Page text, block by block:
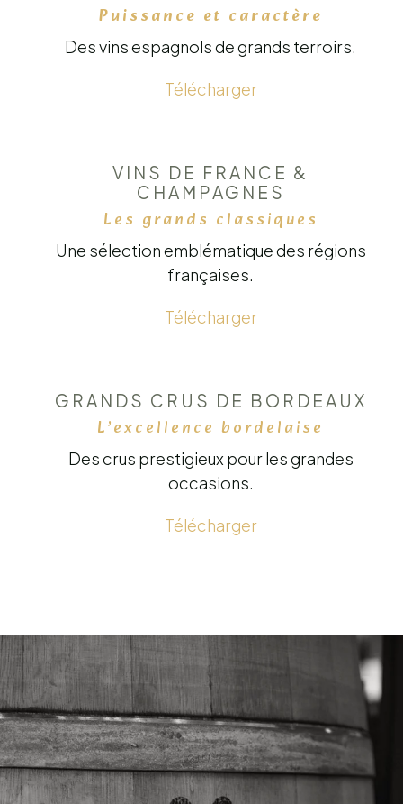
Puissance et caractère
Des vins espagnols de grands terroirs.
Télécharger
VINS DE FRANCE &
CHAMPAGNES
Les grands classiques
Une sélection emblématique des régions
françaises.
Télécharger
GRANDS CRUS DE BORDEAUX
L’excellence bordelaise
Des crus prestigieux pour les grandes
occasions.
Télécharger